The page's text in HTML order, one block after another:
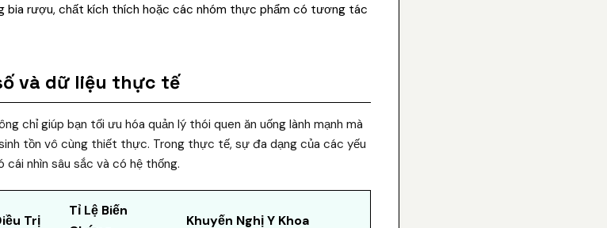
bia rượu, chất kích thích hoặc các nhóm thực phẩm có tương tác
và dữ liệu thực tế
chỉ giúp bạn tối ưu hóa quản lý thói quen ăn uống lành mạnh mà
tồn vô cùng thiết thực. Trong thực tế, sự đa dạng của các yếu
nhìn sâu sắc và có hệ thống.
Trị
Tỉ Lệ Biến
Khuyến Nghị Y Khoa